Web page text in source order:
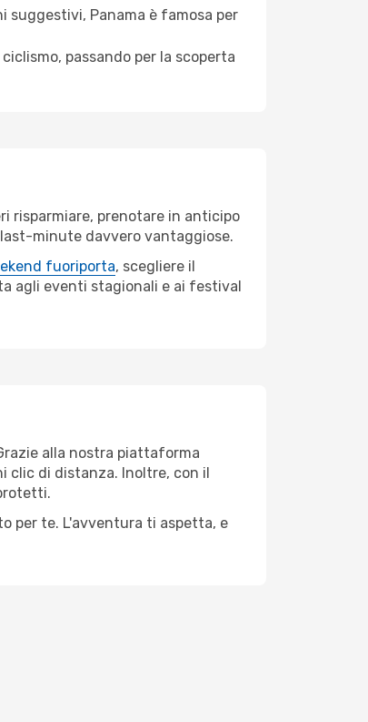
suggestivi, Panama è famosa per
passando per la scoperta
risparmiare, prenotare in anticipo
minute davvero vantaggiose.
fuoriporta, scegliere il
agli eventi stagionali e ai festival
alla nostra piattaforma
clic di distanza. Inoltre, con il
per te. L'avventura ti aspetta, e